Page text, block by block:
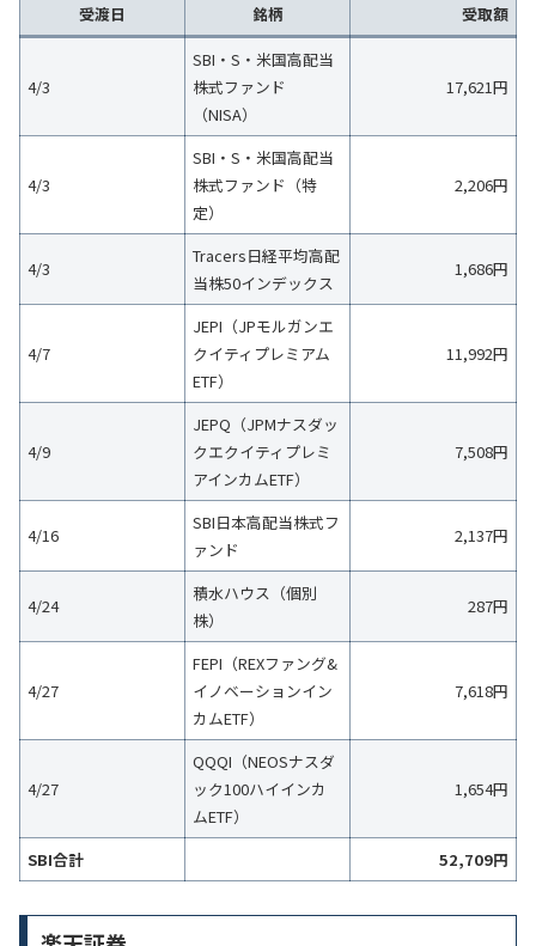
受渡日 銘柄 受取額
4/3
SBI・S・米国高配当
株式ファンド
（NISA）
17,621円
4/3
SBI・S・米国高配当
株式ファンド（特
定）
2,206円
4/3
Tracers日経平均高配
当株50インデックス
1,686円
4/7
JEPI（JPモルガンエ
クイティプレミアム
ETF）
11,992円
4/9
JEPQ（JPMナスダッ
クエクイティプレミ
アインカムETF）
7,508円
4/16
SBI日本高配当株式フ
ァンド
2,137円
4/24
積水ハウス（個別
株）
287円
4/27
FEPI（REXファング&
イノベーションイン
カムETF）
7,618円
4/27
QQQI（NEOSナスダ
ック100ハイインカ
ムETF）
1,654円
SBI合計 52,709円